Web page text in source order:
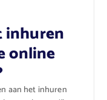
inhuren
online
aan het inhuren